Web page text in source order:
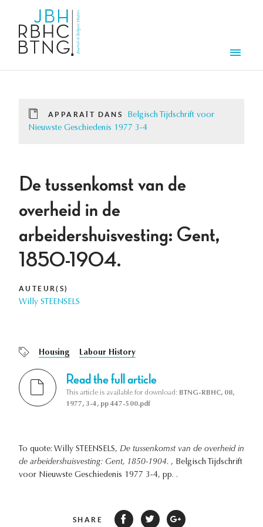
APPARAÎT DANS
Belgisch Tijdschrift voor
Nieuwste Geschiedenis 1977 3-4
De tussenkomst van de
overheid in de
arbeidershuisvesting: Gent,
1850-1904.
AUTEUR(S)
Willy STEENSELS
Housing Labour History
Read the full article
This article is available for download: BTNG-RBHC, 08,
1977, 3-4, pp 447-500.pdf
To quote: Willy STEENSELS, De tussenkomst van de overheid in
de arbeidershuisvesting: Gent, 1850-1904. , Belgisch Tijdschrift
voor Nieuwste Geschiedenis 1977 3-4, pp. .
SHARE